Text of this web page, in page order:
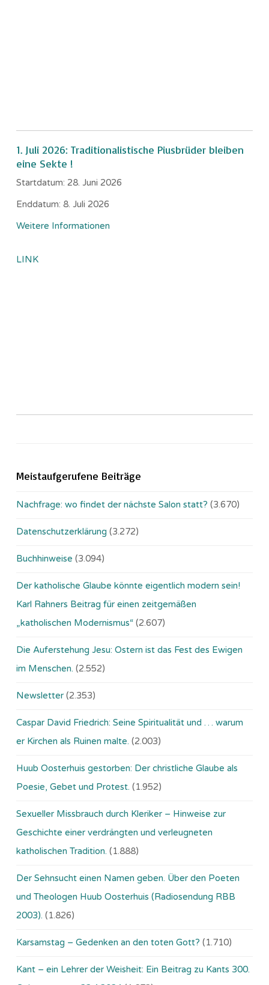
1. Juli 2026: Traditionalistische Piusbrüder bleiben
eine Sekte !
Startdatum: 28. Juni 2026
Enddatum: 8. Juli 2026
Weitere Informationen
LINK
Meistaufgerufene Beiträge
Nachfrage: wo findet der nächste Salon statt? (3.670)
Datenschutzerklärung (3.272)
Buchhinweise (3.094)
Der katholische Glaube könnte eigentlich modern sein!
Karl Rahners Beitrag für einen zeitgemäßen
„katholischen Modernismus“ (2.607)
Die Auferstehung Jesu: Ostern ist das Fest des Ewigen
im Menschen. (2.552)
Newsletter (2.353)
Caspar David Friedrich: Seine Spiritualität und … warum
er Kirchen als Ruinen malte. (2.003)
Huub Oosterhuis gestorben: Der christliche Glaube als
Poesie, Gebet und Protest. (1.952)
Sexueller Missbrauch durch Kleriker – Hinweise zur
Geschichte einer verdrängten und verleugneten
katholischen Tradition. (1.888)
Der Sehnsucht einen Namen geben. Über den Poeten
und Theologen Huub Oosterhuis (Ra­dio­sen­dung RBB
2003). (1.826)
Karsamstag – Gedenken an den toten Gott? (1.710)
Kant – ein Lehrer der Weisheit: Ein Beitrag zu Kants 300.